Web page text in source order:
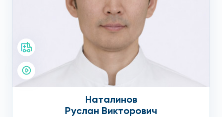
Наталинов
Руслан Викторович